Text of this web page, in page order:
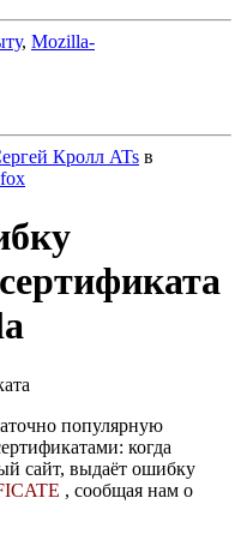
, Mozilla-
Кролл ATs в
популярную
когда
сайт, выдаёт ошибку
, сообщая нам о